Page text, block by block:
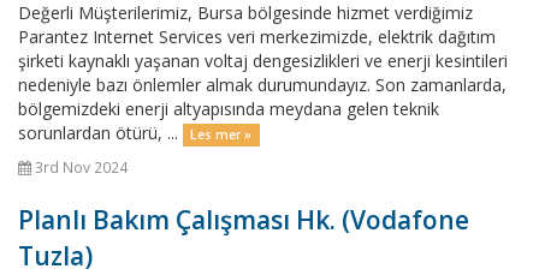
Değerli Müşterilerimiz, Bursa bölgesinde hizmet verdiğimiz
Parantez Internet Services veri merkezimizde, elektrik dağıtım
şirketi kaynaklı yaşanan voltaj dengesizlikleri ve enerji kesintileri
nedeniyle bazı önlemler almak durumundayız. Son zamanlarda,
bölgemizdeki enerji altyapısında meydana gelen teknik
sorunlardan ötürü, ...
Les mer »
3rd Nov 2024
Planlı Bakım Çalışması Hk. (Vodafone
Tuzla)